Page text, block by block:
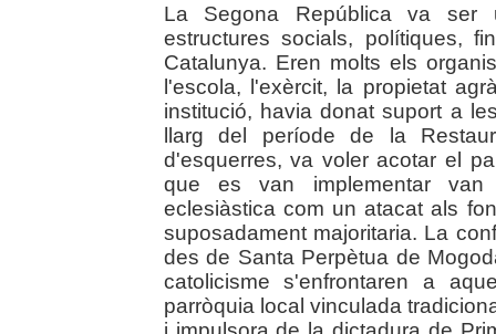
La Segona República va ser
estructures socials, polítiques,
Catalunya. Eren molts els
l'escola, l'exèrcit, la propietat
institució, havia donat suport a
llarg del període de la
d'esquerres, va voler acotar el
que es van implementar
eclesiàstica com un atacat als
suposadament majoritaria. La
des de Santa Perpètua de
catolicisme s'enfrontaren a
parròquia local vinculada